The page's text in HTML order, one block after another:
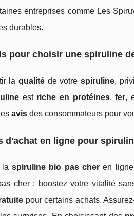
entreprises comme Les
durables.
pour choisir une spiruline
la qualitéde votre spiruline,
est riche en protéines,fer,
avis des consommateurs pour
d'achat en ligne pour
la spiruline bio pas cher en
cher : boostez votre vitalité
pour certains achats.